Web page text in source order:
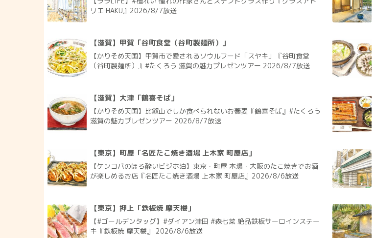
リエ HAKU』2026/8/7放送
【滋賀】甲賀「谷町食堂（谷町製麺所）」
【かりそめ天国】甲賀市で愛されるソウルフード「スヤキ」『谷町食堂
（谷町製麺所）』#たくろう 滋賀の魅力プレゼンツアー 2026/8/7放送
【滋賀】大津「鶴喜そば」
【かりそめ天国】比叡山でしか食べられないお蕎麦『鶴喜そば』#たくろう
滋賀の魅力プレゼンツアー 2026/8/7放送
【東京】町屋「名匠たこ焼き酒場 上木家 町屋店」
【ケンコバのほろ酔いビジホ泊】東京・町屋 本場・大阪のたこ焼きでお酒
が楽しめるお店『名匠たこ焼き酒場 上木家 町屋店』2026/8/6放送
【東京】押上「鉄板焼 摩天楼」
【#ゴールデンタッグ】#ダイアン津田 #森七菜 絶品鉄板サーロインステー
キ『鉄板焼 摩天楼』 2026/8/6放送